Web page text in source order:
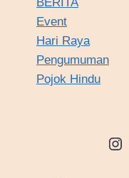
Event
Hari Raya
Pengumuman
Pojok Hindu